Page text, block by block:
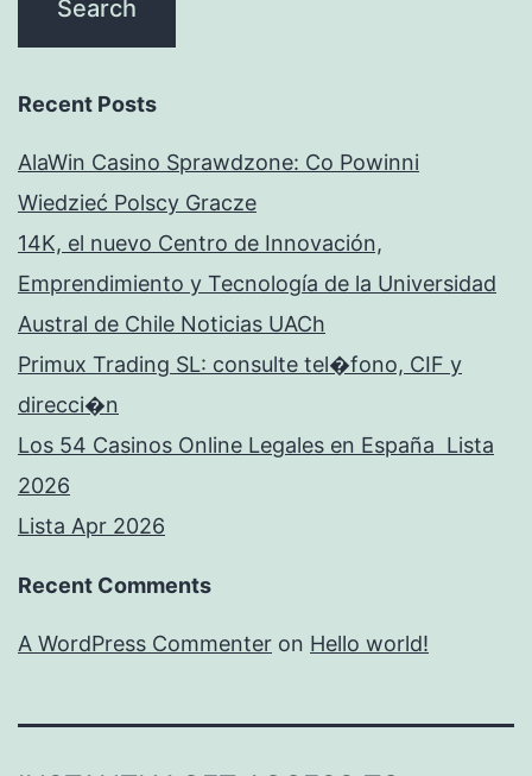
Recent Posts
AlaWin Casino Sprawdzone: Co Powinni
Wiedzieć Polscy Gracze
14K, el nuevo Centro de Innovación,
Emprendimiento y Tecnología de la Universidad
Austral de Chile Noticias UACh
Primux Trading SL: consulte tel�fono, CIF y
direcci�n
Los 54 Casinos Online Legales en España ️ Lista
2026
Lista Apr 2026
Recent Comments
A WordPress Commenter on Hello world!